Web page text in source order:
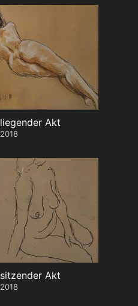
liegender Akt
2018
sitzender Akt
2018